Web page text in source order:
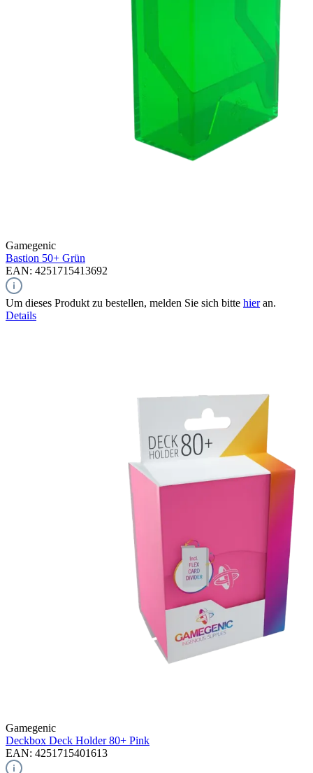
Gamegenic
Bastion 50+ Grün
EAN: 4251715413692
Um dieses Produkt zu bestellen, melden Sie sich bitte hieran.
Details
Gamegenic
Deckbox Deck Holder 80+ Pink
EAN: 4251715401613